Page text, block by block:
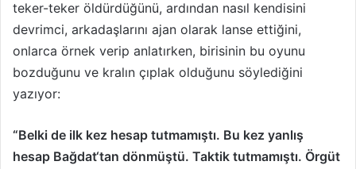
teker-teker öldürdüğünü, ardından nasıl kendisini
devrimci, arkadaşlarını ajan olarak lanse ettiğini,
onlarca örnek verip anlatırken, birisinin bu oyunu
bozduğunu ve kralın çıplak olduğunu söylediğini
yazıyor:
“Belki de ilk kez hesap tutmamıştı. Bu kez yanlış
hesap Bağdat‘tan dönmüştü. Taktik tutmamıştı. Örgüt